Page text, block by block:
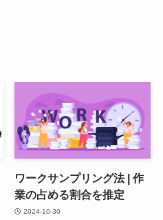
ワークサンプリング法 | 作
業の占める割合を推定
2024-10-30